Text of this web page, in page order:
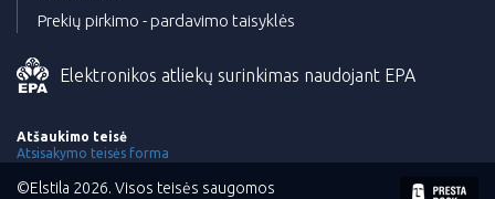
Prekių pirkimo - pardavimo taisyklės
Elektronikos atliekų surinkimas naudojant EPA
Atšaukimo teisė
Atsisakymo teisės forma
©Elstila 2026. Visos teisės saugomos